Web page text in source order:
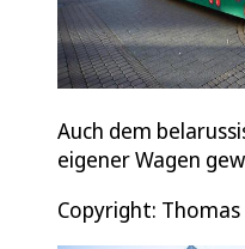
Auch dem
eigener Wagen
Copyright: